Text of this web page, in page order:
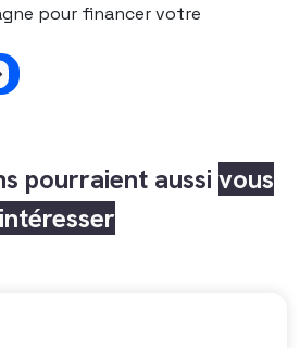
pour financer votre
pourraient aussi vous
intéresser